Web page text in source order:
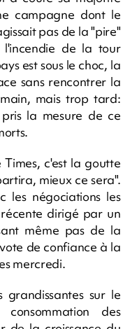
campagne dont le
pas de la "pire"
l'incendie de la tour
est sous le choc, la
sans rencontrer la
mais trop tard:
la mesure de ce
c'est la goutte
mieux ce sera".
les négociations les
dirigé par un
même pas de la
de confiance à la
mercredi.
grandissantes sur le
des